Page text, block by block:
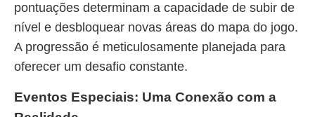
pontuações determinam a capacidade de subir de
nível e desbloquear novas áreas do mapa do jogo.
A progressão é meticulosamente planejada para
oferecer um desafio constante.
Eventos Especiais: Uma Conexão com a